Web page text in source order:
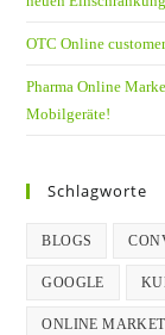
OTC Online
Pharma Online
Mobilgeräte!
Schlagworte
BLOGS
GOOGLE
ONLINE